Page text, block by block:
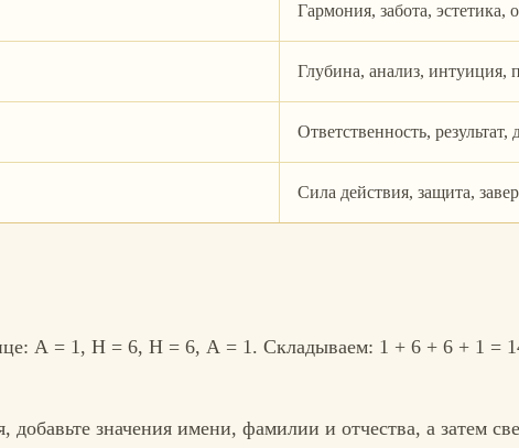
Гармония, забота, эстетика,
Глубина, анализ, интуиция,
Ответственность,
Сила действия, защита,
А = 1, Н = 6, Н = 6, А = 1. Складываем: 1 + 6 + 6 + 1 =
добавьте значения имени, фамилии и отчества, а затем